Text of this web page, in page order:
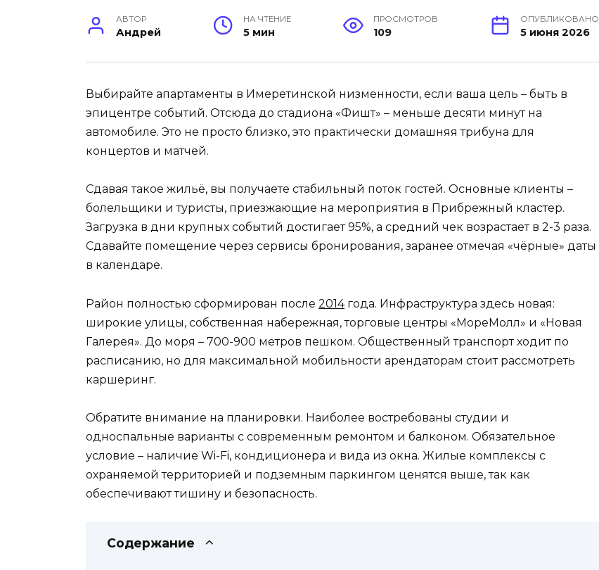
АВТОР
Андрей
НА ЧТЕНИЕ
5 мин
ПРОСМОТРОВ
109
ОПУБЛИКОВАНО
5 июня 2026
Выбирайте апартаменты в Имеретинской низменности, если ваша цель – быть в
эпицентре событий. Отсюда до стадиона «Фишт» – меньше десяти минут на
автомобиле. Это не просто близко, это практически домашняя трибуна для
концертов и матчей.
Сдавая такое жильё, вы получаете стабильный поток гостей. Основные клиенты –
болельщики и туристы, приезжающие на мероприятия в Прибрежный кластер.
Загрузка в дни крупных событий достигает 95%, а средний чек возрастает в 2-3 раза.
Сдавайте помещение через сервисы бронирования, заранее отмечая «чёрные» даты
в календаре.
Район полностью сформирован после 2014года. Инфраструктура здесь новая:
широкие улицы, собственная набережная, торговые центры «МореМолл» и «Новая
Галерея». До моря – 700-900 метров пешком. Общественный транспорт ходит по
расписанию, но для максимальной мобильности арендаторам стоит рассмотреть
каршеринг.
Обратите внимание на планировки. Наиболее востребованы студии и
односпальные варианты с современным ремонтом и балконом. Обязательное
условие – наличие Wi-Fi, кондиционера и вида из окна. Жилые комплексы с
охраняемой территорией и подземным паркингом ценятся выше, так как
обеспечивают тишину и безопасность.
Содержание